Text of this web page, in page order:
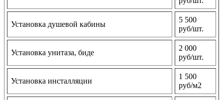
Установка душевой кабины
5 500
руб/шт.
Установка унитаза, биде
2 000
руб/шт.
Установка инсталляции
1 500
руб/м2